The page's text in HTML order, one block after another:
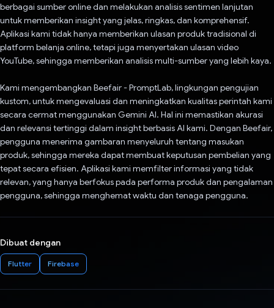
berbagai sumber online dan melakukan analisis sentimen lanjutan
untuk memberikan insight yang jelas, ringkas, dan komprehensif.
Aplikasi kami tidak hanya memberikan ulasan produk tradisional di
platform belanja online, tetapi juga menyertakan ulasan video
YouTube, sehingga memberikan analisis multi-sumber yang lebih kaya.
Kami mengembangkan Beefair - PromptLab, lingkungan pengujian
kustom, untuk mengevaluasi dan meningkatkan kualitas perintah kami
secara cermat menggunakan Gemini AI. Hal ini memastikan akurasi
dan relevansi tertinggi dalam insight berbasis AI kami. Dengan Beefair,
pengguna menerima gambaran menyeluruh tentang masukan
produk, sehingga mereka dapat membuat keputusan pembelian yang
tepat secara efisien. Aplikasi kami memfilter informasi yang tidak
relevan, yang hanya berfokus pada performa produk dan pengalaman
pengguna, sehingga menghemat waktu dan tenaga pengguna.
Dibuat dengan
Flutter Firebase